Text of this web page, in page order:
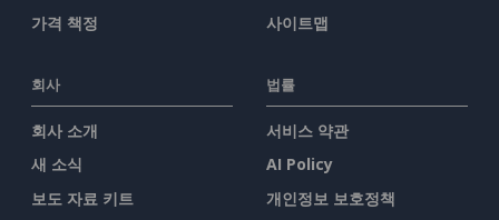
가격 책정
사이트맵
회사
회사 소개
새 소식
보도 자료 키트
법률
서비스 약관
AI Policy
개인정보 보호정책